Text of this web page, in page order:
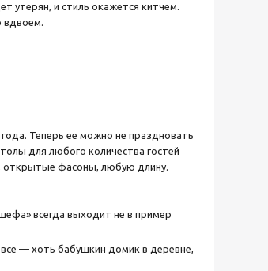
утерян, и стиль окажется китчем.
вдвоем.
Теперь ее можно не праздновать
для любого количества гостей
открытые фасоны, любую длину.
всегда выходит не в пример
— хоть бабушкин домик в деревне,